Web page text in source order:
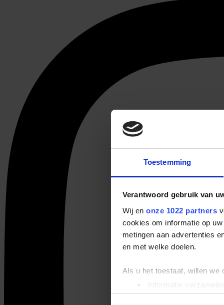
Toestemming
Verantwoord gebruik van
Wij en onze 1022 partners
cookies om informatie op
metingen aan advertenties
en met welke doelen.
Als u het toestaat, willen we
Informatie
Uw apparaat